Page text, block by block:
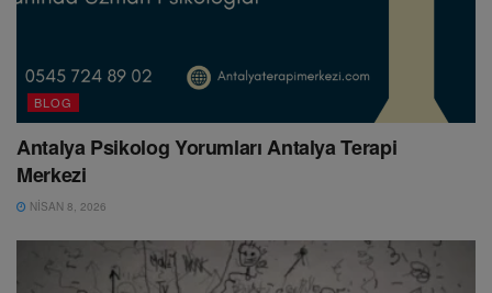
BLOG
Antalya Psikolog Yorumları Antalya Terapi
Merkezi
NISAN 8, 2026